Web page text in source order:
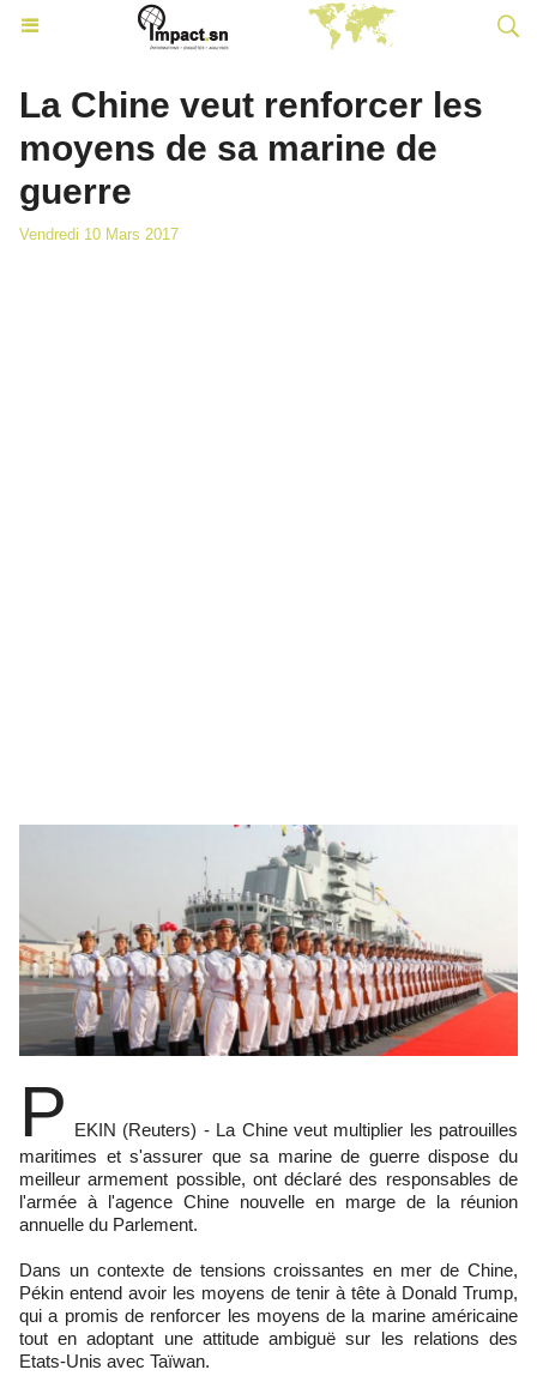
La Chine veut renforcer les
moyens de sa marine de
guerre
Vendredi 10 Mars 2017
P EKIN (Reuters) - La Chine veut multiplier les patrouilles
maritimes et s'assurer que sa marine de guerre dispose du
meilleur armement possible, ont déclaré des responsables de
l'armée à l'agence Chine nouvelle en marge de la réunion
annuelle du Parlement.
Dans un contexte de tensions croissantes en mer de Chine,
Pékin entend avoir les moyens de tenir à tête à Donald Trump,
qui a promis de renforcer les moyens de la marine américaine
tout en adoptant une attitude ambiguë sur les relations des
Etats-Unis avec Taïwan.